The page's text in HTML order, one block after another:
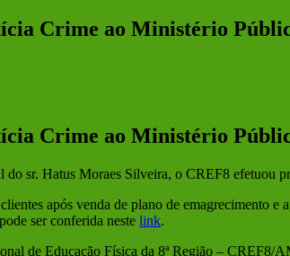
Crime ao Ministério
Crime ao Ministério
do sr. Hatus Moraes Silveira, o CREF8
após venda de plano de
ser conferida neste link.
de Educação Física da 8ª Região –